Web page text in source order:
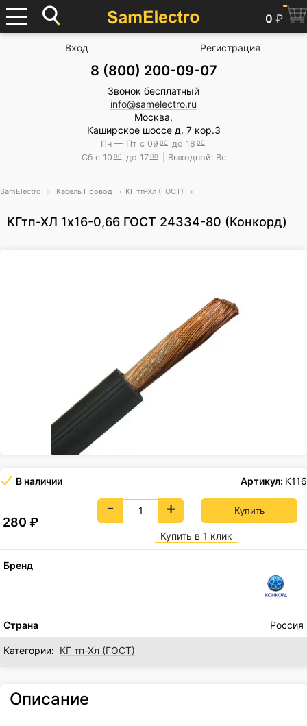
0 ₽
Вход Регистрация
8 (800) 200-09-07
Звонок бесплатный
info@samelectro.ru
Москва,
Каширское шоссе д. 7 кор.3
Пн — Пт с 09 00 до 18 00
Сб с 10 00 до 17 00 | Выходной: Вс
SamElectro Кабель Провод КГ тп-Хл (ГОСТ)
КГтп-ХЛ 1х16-0,66 ГОСТ 24334-80 (Конкорд)
В наличии Артикул: К116
280₽
- +
Купить в 1 клик
Бренд
Страна Россия
Категории: КГ тп-Хл (ГОСТ)
Описание